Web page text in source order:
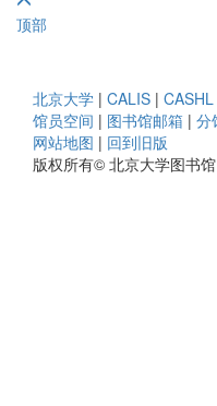
顶部
北京大学 | CALIS | CASHL
馆员空间 | 图书馆邮箱 | 分
网站地图 | 回到旧版
版权所有© 北京大学图书馆